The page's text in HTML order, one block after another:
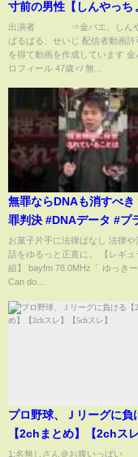
寸前の男性【しんやっち
出演者 ⇒金バエ、しんや
ぱるぱる、せいじ 配信者動画
を得て動画を作成しています
ロフィール 47歳♂/ 無...
無罪ならDNAも消すべき
罪判決 #DNAデータ #プ
ー権 #指紋採取 #法と人
お菓子片手に法律ばなし 法律や
話をゆるっと正直に。 【レギュ
組】 bayfm 78.0MHz「 ゆっき
Can do...
プロ野球、Ｊリーグに負
【2chまとめ】【2chスレ
【5chスレ】
1:名無しさん＠お腹いっぱい